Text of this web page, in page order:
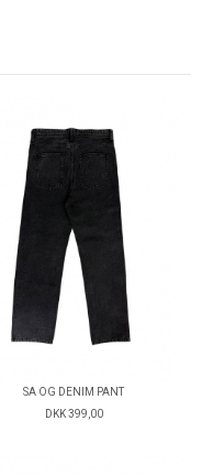
SA OG DENIM PANT
DKK 399,00